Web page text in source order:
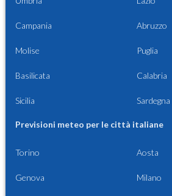
Campania Abruzzo
Molise Puglia
Basilicata Calabria
Sicilia Sardegna
Previsioni meteo per le città italiane
Torino Aosta
Genova Milano